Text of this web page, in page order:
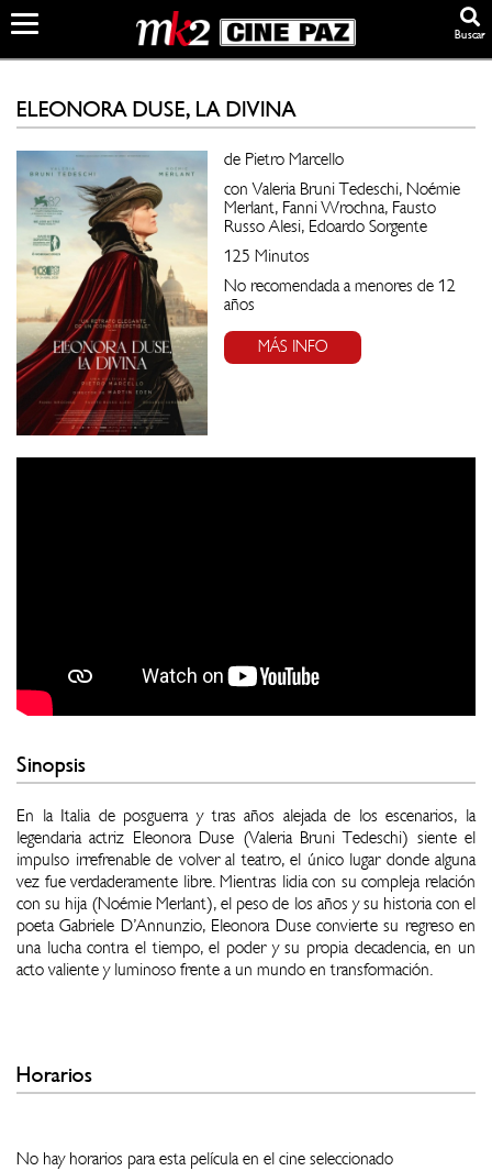
Buscar
ELEONORA DUSE, LA DIVINA
de Pietro Marcello
con Valeria Bruni Tedeschi, Noémie
Merlant, Fanni Wrochna, Fausto
Russo Alesi, Edoardo Sorgente
125 Minutos
No recomendada a menores de 12
años
MÁS INFO
Sinopsis
En la Italia de posguerra y tras años alejada de los escenarios, la
legendaria actriz Eleonora Duse (Valeria Bruni Tedeschi) siente el
impulso irrefrenable de volver al teatro, el único lugar donde alguna
vez fue verdaderamente libre. Mientras lidia con su compleja relación
con su hija (Noémie Merlant), el peso de los años y su historia con el
poeta Gabriele D’Annunzio, Eleonora Duse convierte su regreso en
una lucha contra el tiempo, el poder y su propia decadencia, en un
acto valiente y luminoso frente a un mundo en transformación.
Horarios
No hay horarios para esta película en el cine seleccionado